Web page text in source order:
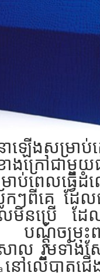
នាឡើងសម្រ
ាងក្រៅជាមួ
រាប់ពេលធ្វ
កៗពីគេ ដែល
មិនប្រើ ដែ
ណ្តុំចម្រុះ
រាល រួមទាំង
នៅលើបាតជើ